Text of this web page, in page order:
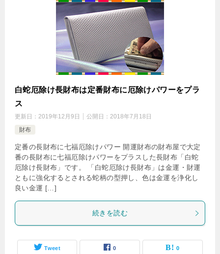
白蛇厄除け長財布は定番財布に厄除けパワーをプラ
ス
更新日： 2019年12月9日 公開日： 2018年7月18日
財布
定番の長財布に七福厄除けパワー 開運財布の財布屋で大定
番の長財布に七福厄除けパワーをプラスした長財布「白蛇
厄除け長財布」です。 「白蛇厄除け長財布」は金運・財運
ともに強化するとされる蛇柄の型押し、色は金運を浄化し
良い金運 […]
続きを読む
Tweet 0 0